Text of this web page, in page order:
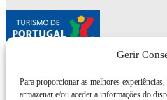
Gerir
Para proporcionar as melhores
armazenar e/ou aceder a informações do